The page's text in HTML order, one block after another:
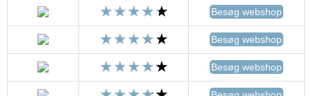
Besøg webshop
Besøg webshop
Besøg webshop